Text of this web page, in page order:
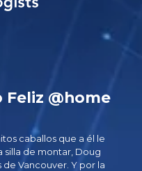
Feliz @home
caballos que a él le
silla de montar, Doug
Vancouver. Y por la